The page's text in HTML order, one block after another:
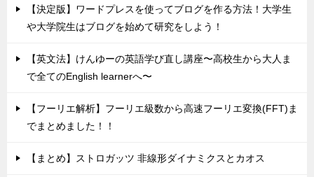
【決定版】ワードプレスを使ってブログを作る方法！大学生
や大学院生はブログを始めて研究をしよう！
【英文法】けんゆーの英語学び直し講座〜高校生から大人ま
で全てのEnglish learnerへ〜
【フーリエ解析】フーリエ級数から高速フーリエ変換(FFT)ま
でまとめました！！
【まとめ】ストロガッツ 非線形ダイナミクスとカオス